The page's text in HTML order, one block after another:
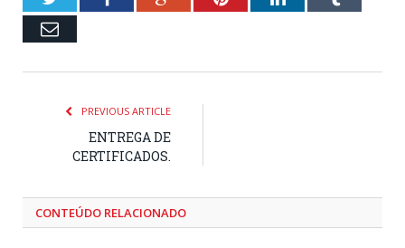
Email
PREVIOUS ARTICLE
ENTREGA DE
CERTIFICADOS.
CONTEÚDO RELACIONADO